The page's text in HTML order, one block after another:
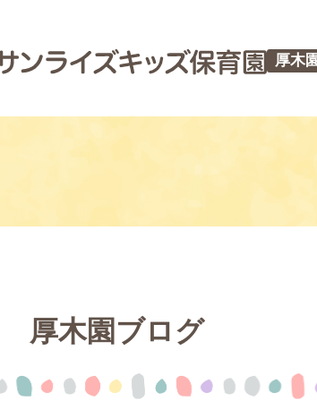
厚木
厚木園ブログ